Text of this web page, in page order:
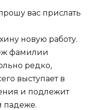
вас прислать
новую работу.
фамилии
редко,
выступает в
и подлежит
падеже.